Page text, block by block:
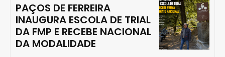
PAÇOS DE FERREIRA
INAUGURA ESCOLA DE TRIAL
DA FMP E RECEBE NACIONAL
DA MODALIDADE